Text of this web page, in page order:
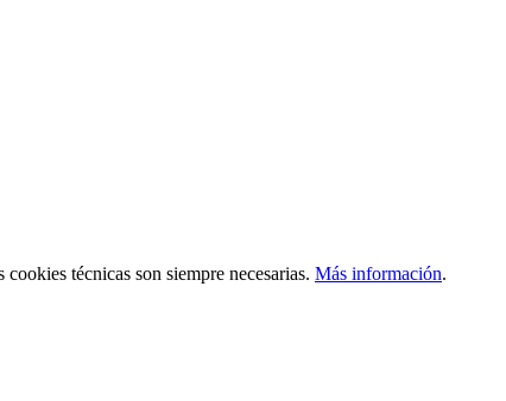
técnicas son siempre necesarias. Más información.